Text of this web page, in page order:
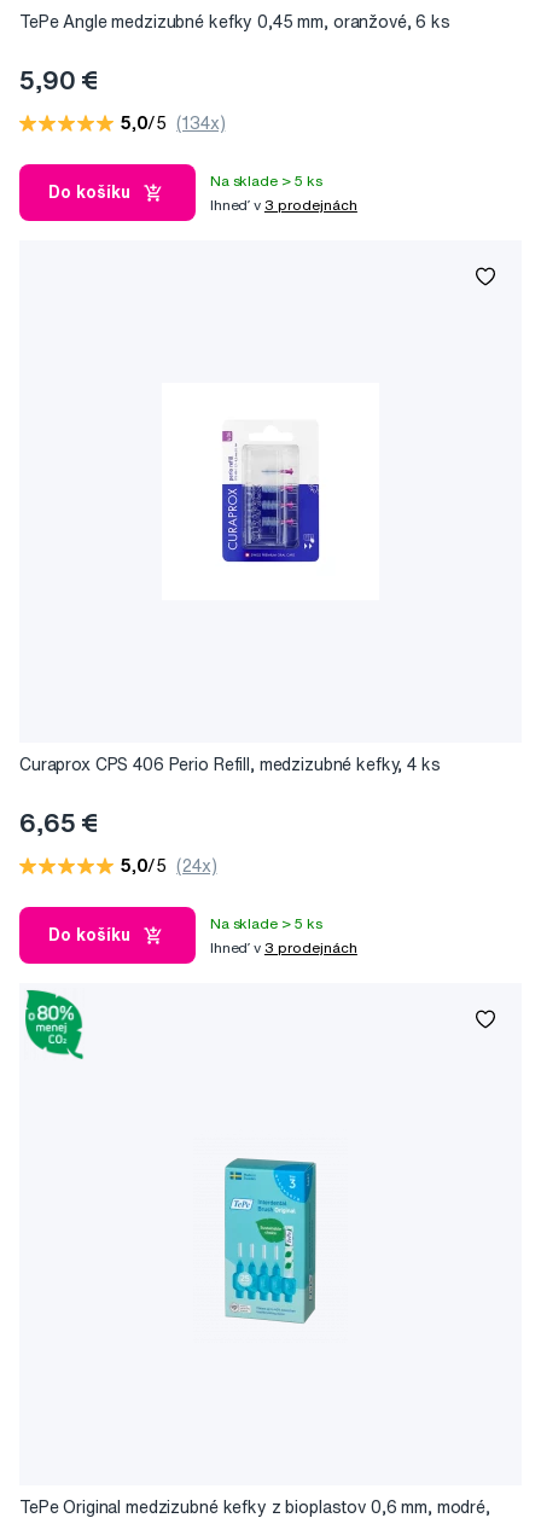
TePe Angle medzizubné kefky 0,45 mm, oranžové, 6 ks
5,90 €
5,0/5 (134x)
Do košíku
Na sklade > 5 ks
Ihneď v 3 prodejnách
Curaprox CPS 406 Perio Refill, medzizubné kefky, 4 ks
6,65 €
5,0/5 (24x)
Do košíku
Na sklade > 5 ks
Ihneď v 3 prodejnách
TePe Original medzizubné kefky z bioplastov 0,6 mm, modré,